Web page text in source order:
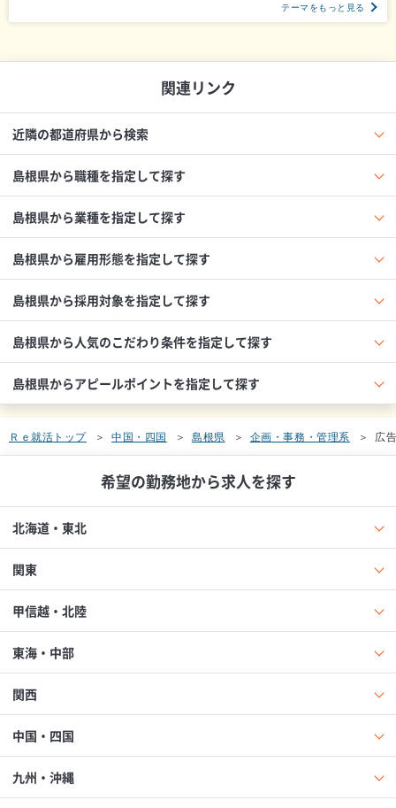
テーマをもっと見る
関連リンク
近隣の都道府県から検索
島根県から職種を指定して探す
島根県から業種を指定して探す
島根県から雇用形態を指定して探す
島根県から採用対象を指定して探す
島根県から人気のこだわり条件を指定して探す
島根県からアピールポイントを指定して探す
Ｒｅ就活トップ 中国・四国 島根県 企画・事務・管理系 広
希望の勤務地から求人を探す
北海道・東北
関東
甲信越・北陸
東海・中部
関西
中国・四国
九州・沖縄